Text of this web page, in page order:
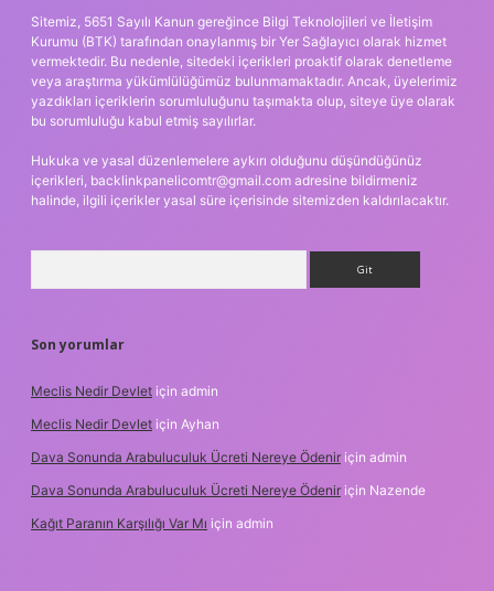
Sitemiz, 5651 Sayılı Kanun gereğince Bilgi Teknolojileri ve İletişim
Kurumu (BTK) tarafından onaylanmış bir Yer Sağlayıcı olarak hizmet
vermektedir. Bu nedenle, sitedeki içerikleri proaktif olarak denetleme
veya araştırma yükümlülüğümüz bulunmamaktadır. Ancak, üyelerimiz
yazdıkları içeriklerin sorumluluğunu taşımakta olup, siteye üye olarak
bu sorumluluğu kabul etmiş sayılırlar.
Hukuka ve yasal düzenlemelere aykırı olduğunu düşündüğünüz
içerikleri, backlinkpanelicomtr@gmail.com adresine bildirmeniz
halinde, ilgili içerikler yasal süre içerisinde sitemizden kaldırılacaktır.
Son yorumlar
Meclis Nedir Devlet için admin
Meclis Nedir Devlet için Ayhan
Dava Sonunda Arabuluculuk Ücreti Nereye Ödenir için admin
Dava Sonunda Arabuluculuk Ücreti Nereye Ödenir için Nazende
Kağıt Paranın Karşılığı Var Mı için admin